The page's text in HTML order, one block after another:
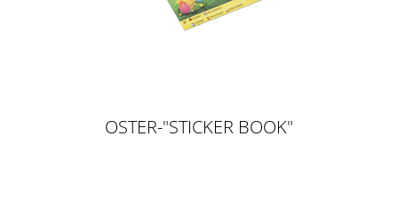
OSTER-"STICKER BOOK"